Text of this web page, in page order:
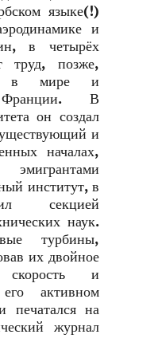
языке(!)
и
в четырёх
труд, позже,
в мире и
В
он создал
и
началах,
институт, в
секцией
наук.
турбины,
их двойное
и
активном
печатался на
журнал